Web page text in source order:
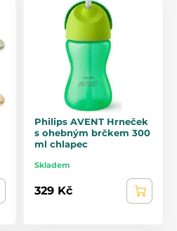
Philips AVENT Hrneček
s ohebným brčkem 300
ml chlapec
Skladem
329 Kč